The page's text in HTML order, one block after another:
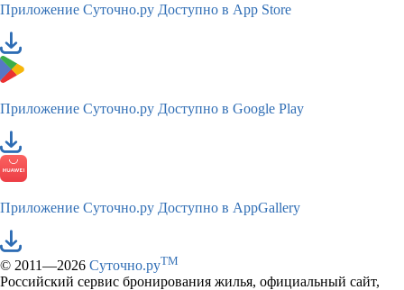
Приложение Суточно.ру Доступно в App Store
Приложение Суточно.ру Доступно в Google Play
Приложение Суточно.ру Доступно в AppGallery
© 2011—2026 Суточно.руTM
Российский сервис бронирования жилья, официальный сайт,